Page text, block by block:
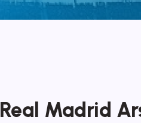
Real Madrid